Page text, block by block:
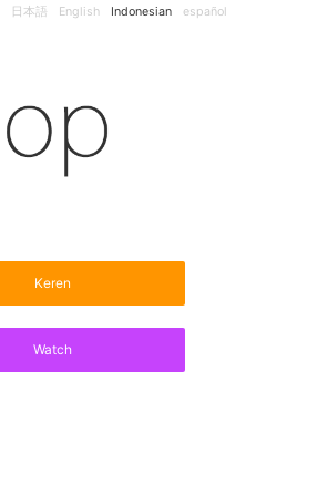
日本語 English Indonesian español
Keren
Watch